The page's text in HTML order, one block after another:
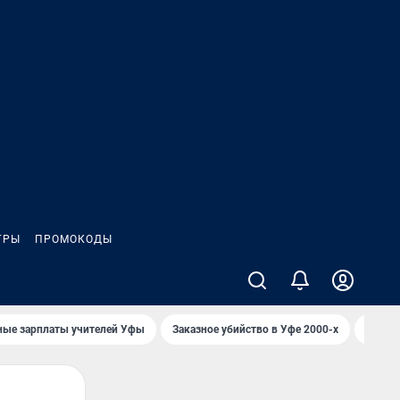
ПРОМОКОДЫ
зарплаты учителей Уфы Заказное убийство в Уфе 2000-х